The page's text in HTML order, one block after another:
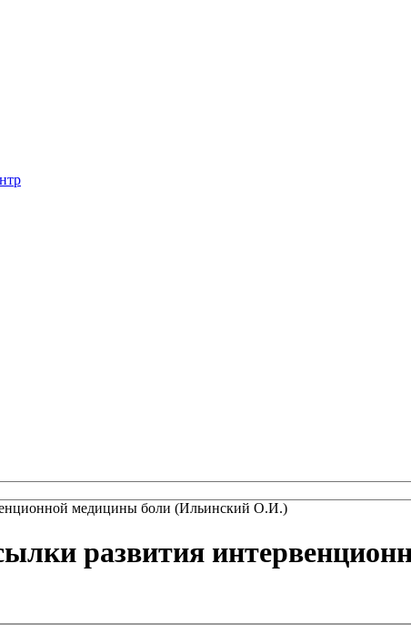
медицины боли (Ильинский О.И.)
развития